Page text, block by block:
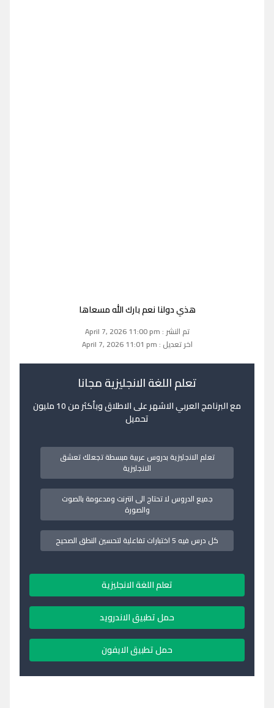
هذي دولنا نعم بارك الله مسعاها
تم النشر : April 7, 2026 11:00 pm
اخر تعديل : April 7, 2026 11:01 pm
تعلم اللغة الانجليزية مجانا
مع البرنامج العربي الاشهر على الاطلاق وبأكثر من 10 مليون
تحميل
تعلم الانجليزية بدروس عربية مبسطة تجعلك تعشق
الانجليزية
جميع الدروس لا تحتاج الى انترنت ومدعومة بالصوت
والصورة
كل درس فيه 5 اختبارات تفاعلية لتحسين النطق الصحيح
تعلم اللغة الانجليزية
حمل تطبيق الاندرويد
حمل تطبيق الايفون